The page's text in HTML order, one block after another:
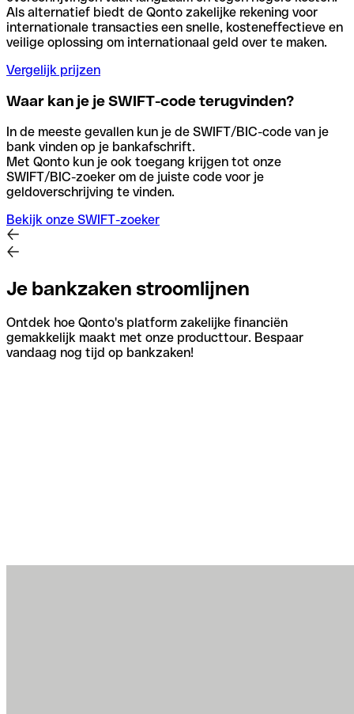
Als alternatief biedt de Qonto zakelijke rekening voor
internationale transacties een snelle, kosteneffectieve en
veilige oplossing om internationaal geld over te maken.
Vergelijk prijzen
Waar kan je je SWIFT-code terugvinden?
In de meeste gevallen kun je de SWIFT/BIC-code van je
bank vinden op je bankafschrift.
Met Qonto kun je ook toegang krijgen tot onze
SWIFT/BIC-zoeker om de juiste code voor je
geldoverschrijving te vinden.
Bekijk onze SWIFT-zoeker
Je bankzaken stroomlijnen
Ontdek hoe Qonto's platform zakelijke financiën
gemakkelijk maakt met onze producttour. Bespaar
vandaag nog tijd op bankzaken!